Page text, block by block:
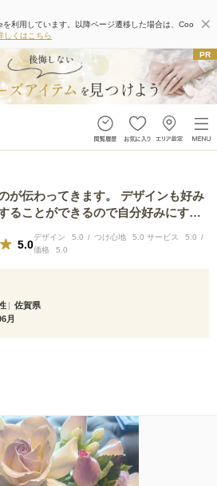
利用しています。以降ページ遷移した場合は、Coo
しくはこちら
が伝わってきます。 デザインも好み
ることができるので自分好みにする
5.0
デザイン 5.0 つけ心地 5.0 サービス
5.0
価格
5.0
佐賀県
月